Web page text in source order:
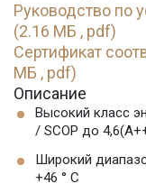
Руководство по
(2.16 МБ , pdf)
Сертификат
МБ , pdf)
Описание
Высокий класс
/ SCOP до
Широкий
+46 ° C